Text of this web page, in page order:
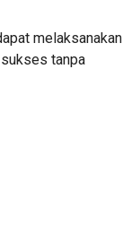
melaksanakan
tanpa